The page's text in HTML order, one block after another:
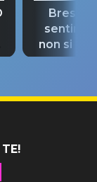
Bresh:
non si
fino alla
TE!